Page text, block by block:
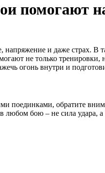
помогают
и даже страх. В
не только
огонь внутри и
поединками, обратите
любом бою – не сила удара, а